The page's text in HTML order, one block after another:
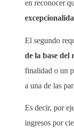
en reconocer
El segundo
de la base del
finalidad o un
a una de las
Es decir, por
ingresos por